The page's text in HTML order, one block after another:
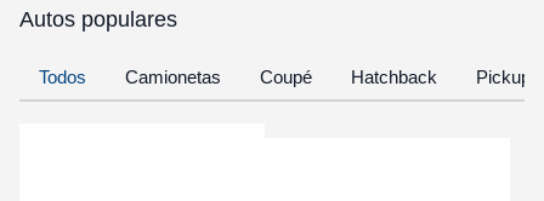
Autos populares
Todos Camionetas Coupé Hatchback Pickup